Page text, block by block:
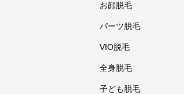
お顔脱毛
パーツ脱毛
VIO脱毛
全身脱毛
子ども脱毛